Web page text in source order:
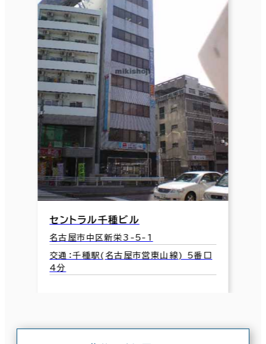
セントラル千種ビル
名古屋市中区新栄3-5-1
交通：千種駅(名古屋市営東山線) 5番口
4分